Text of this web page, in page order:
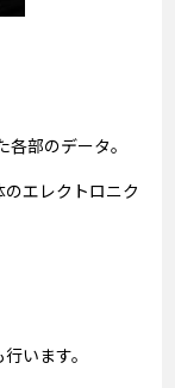
部のデータ。
エレクトロニク
います。